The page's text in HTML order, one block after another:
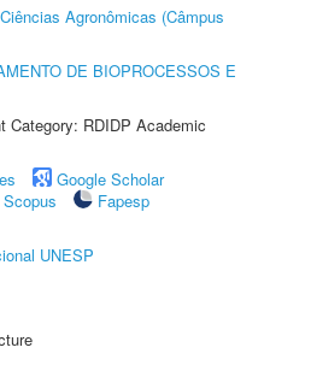
Agronômicas (Câmpus
DE BIOPROCESSOS E
Category: RDIDP Academic
Google Scholar
Scopus
Fapesp
UNESP